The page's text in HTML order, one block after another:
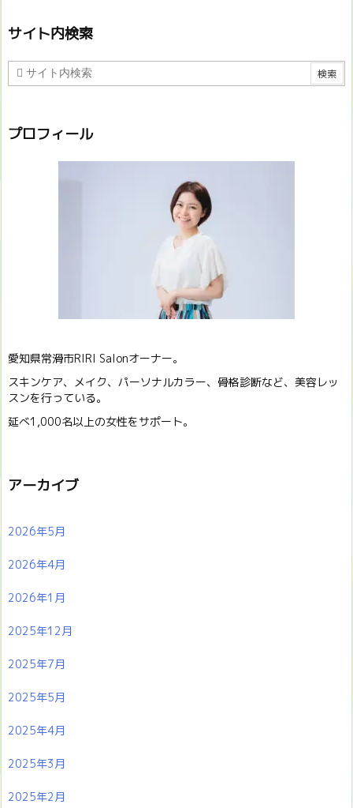
サイト内検索
プロフィール
愛知県常滑市RIRI Salonオーナー。
スキンケア、メイク、パーソナルカラー、骨格診断など、美容レッ
スンを行っている。
延べ1,000名以上の女性をサポート。
アーカイブ
2026年5月
2026年4月
2026年1月
2025年12月
2025年7月
2025年5月
2025年4月
2025年3月
2025年2月